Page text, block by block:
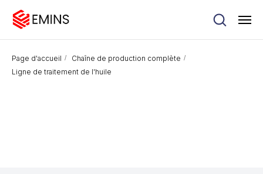
Page d'accueil / Chaîne de production complète /
Ligne de traitement de l'huile